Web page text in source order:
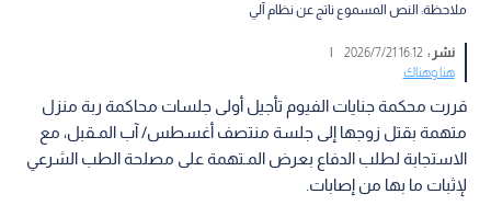
ملاحظة: النص المسموع ناتج عن نظام آلي
نشر :16:12 2026/7/21
|
هنا وهناك
قررت محكمة جنايات الفيوم تأجيل أولى جلسات محاكمة ربة منزل
متهمة بقتل زوجها إلى جلسة منتصف أغسطس/ آب المـقبل، مع
الاستجابة لطلب الدفاع بعرض المـتهمة على مصلحة الطب الشرعي
لإثبات ما بها من إصابات.